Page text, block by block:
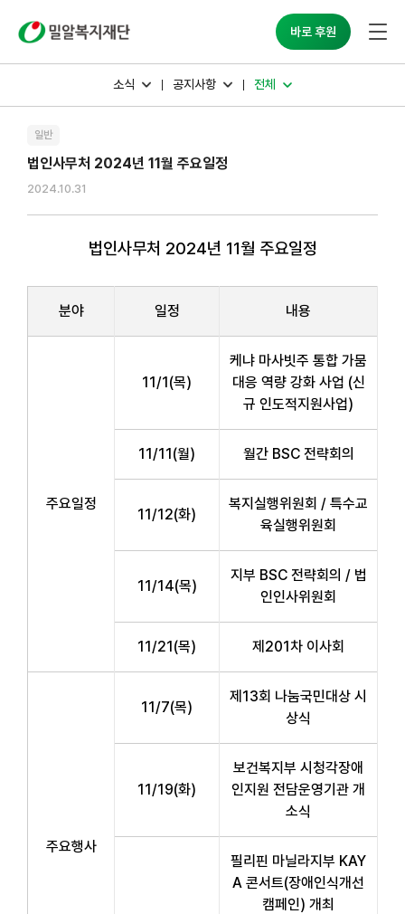
바로 후원
소식 공지사항 전체
일반
법인사무처 2024년 11월 주요일정
2024.10.31
법인사무처 2024년 11월 주요일정
분야 일정 내용
주요일정
11/1(목)
케냐 마사빗주 통합 가뭄
대응 역량 강화 사업 (신
규 인도적지원사업)
11/11(월) 월간 BSC 전략회의
11/12(화)
복지실행위원회 / 특수교
육실행위원회
11/14(목)
지부 BSC 전략회의 / 법
인인사위원회
11/21(목) 제201차 이사회
주요행사
11/7(목)
제13회 나눔국민대상 시
상식
11/19(화)
보건복지부 시청각장애
인지원 전담운영기관 개
소식
필리핀 마닐라지부 KAY
A 콘서트(장애인식개선
캠페인) 개최